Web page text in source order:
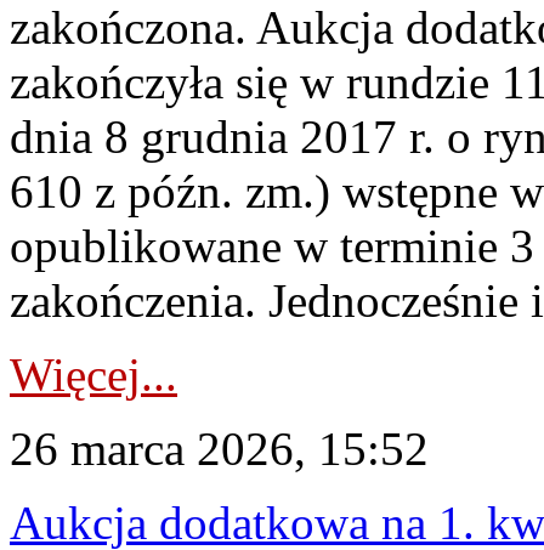
zakończona. Aukcja
zakończyła się w rundzie
dnia 8 grudnia 2017 r. o
610 z późn. zm.) wstępne
opublikowane w terminie
zakończenia.
Więcej...
26 marca 2026, 15:52
Aukcja dodatkowa na 1.